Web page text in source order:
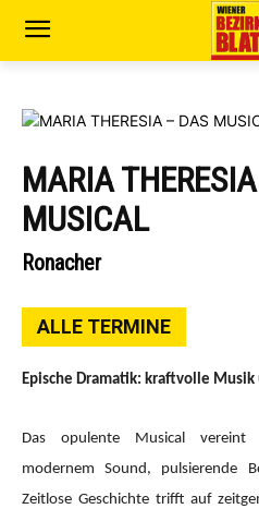
MARIA
MUSICAL
Ronacher
ALLE TERMINE
Epische Dramatik: kraftvolle Musik
Das opulente Musical vereint
modernem Sound, pulsierende
Zeitlose Geschichte trifft auf